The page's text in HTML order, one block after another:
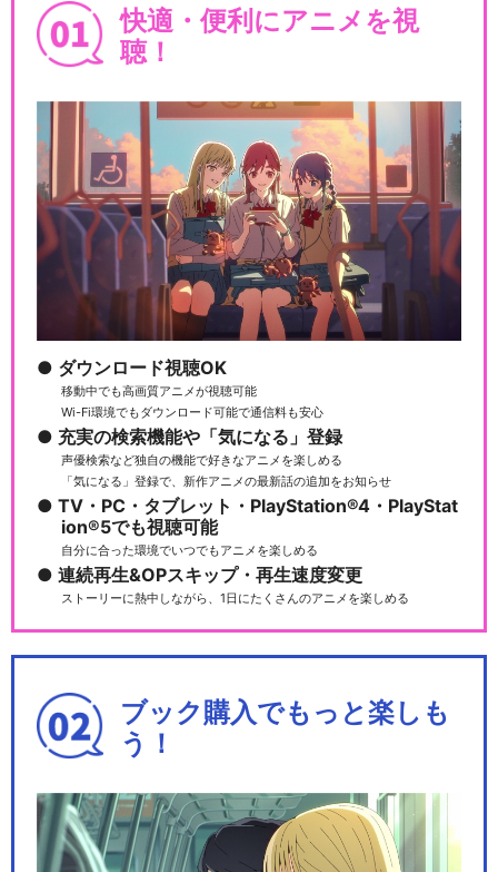
快適・便利にアニメを視
聴！
ダウンロード視聴OK
移動中でも高画質アニメが視聴可能
Wi-Fi環境でもダウンロード可能で通信料も安心
充実の検索機能や「気になる」登録
声優検索など独自の機能で好きなアニメを楽しめる
「気になる」登録で、新作アニメの最新話の追加をお知らせ
TV・PC・タブレット・PlayStation®4・PlayStat
ion®5でも視聴可能
自分に合った環境でいつでもアニメを楽しめる
連続再生&OPスキップ・再生速度変更
ストーリーに熱中しながら、1日にたくさんのアニメを楽しめる
ブック購入でもっと楽しも
う！